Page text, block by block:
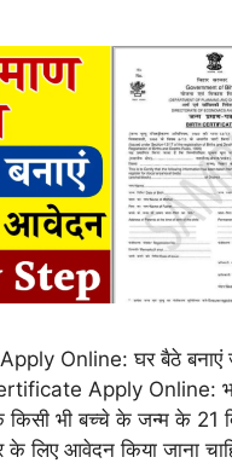
Online: घर बैठे बनाएं
Apply Online:
किसी भी बच्चे के जन्म के 21
के लिए आवेदन किया जाना